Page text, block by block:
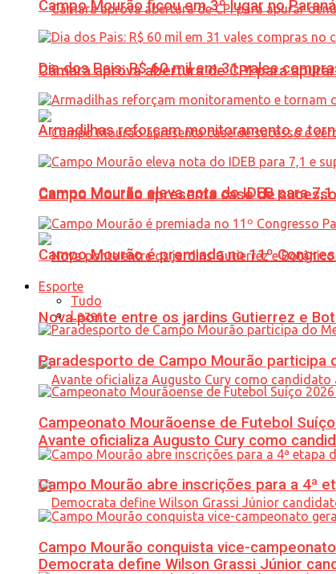
Câmara aprova abertura de CPI para
Campo Mourão apresenta case de
Nova ponte entre os jardins Gutierrez e
Avante oficializa Augusto Cury como
Democrata define Wilson Grassi Júnior
Campo Mourão ficou em 3º lugar no
Dia dos Pais: R$ 60 mil em 31 vales
Armadilhas reforçam monitoramento e
Campo Mourão eleva nota do IDEB para
Campo Mourão é premiada no 11º
Esporte
Tudo
Lazer
Paradesporto de Campo Mourão participa
Campeonato Mourãoense de Futebol
Campo Mourão abre inscrições para a 4ª
Campo Mourão conquista vice-